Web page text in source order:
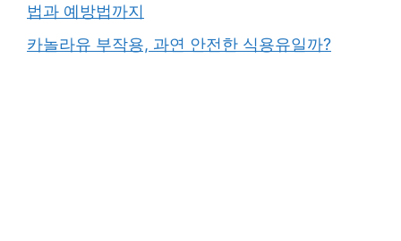
법과 예방법까지
카놀라유 부작용, 과연 안전한 식용유일까?